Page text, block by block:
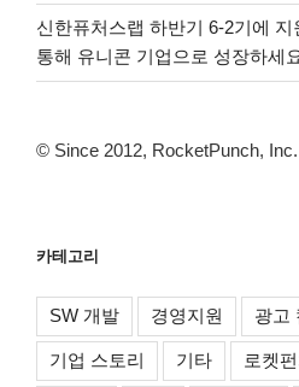
신한퓨처스랩 하반기 6-2기에
통해 유니콘 기업으로 성장하세
© Since 2012, RocketPunch,
카테고리
SW 개발 경영지원 광고
기업 스토리 기타 로켓